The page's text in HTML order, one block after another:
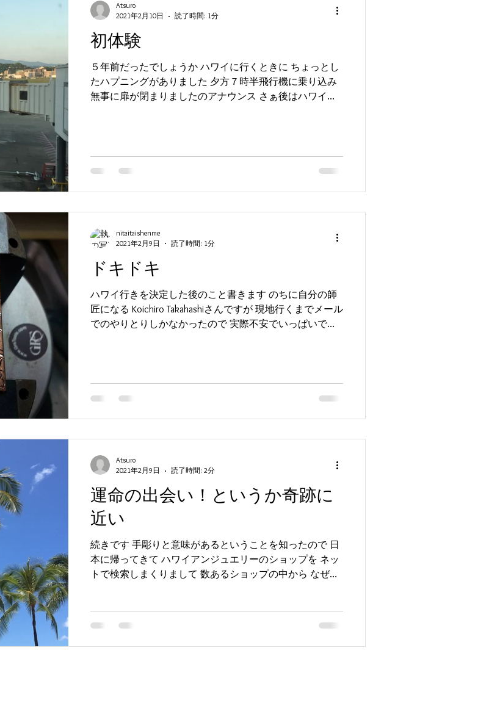
初体験
５年前だったでしょうか ハワイに行くときに ちょっとし
たハプニングがありました 夕方７時半飛行機に乗り込み
無事に扉が閉まりましたのアナウンス さぁ後はハワイが
Atsuro
2021年2月10日
読了時間: 1分
ドキドキ
ハワイ行きを決定した後のこと書きます のちに自分の師
匠になる Koichiro Takahashiさんですが 現地行くまでメール
でのやりとりしかなかったので 実際不安でいっぱいでし
nitaitaishenme
2021年2月9日
読了時間: 1分
運命の出会い！というか奇跡に
近い
続きです 手彫りと意味があるということを知ったので 日
本に帰ってきて ハワイアンジュエリーのショップを ネッ
トで検索しまくりまして 数あるショップの中から なぜそ
Atsuro
2021年2月9日
読了時間: 2分